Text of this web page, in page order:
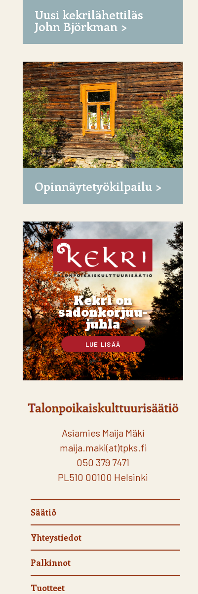
Uusi kekrilähettiläs
John Björkman
Opinnäytetyökilpailu
Kekri on
sadonkorjuu-
juhla
LUE LISÄÄ
Asiamies Maija Mäki
maija.maki(at)tpks.fi
050 379 7471
PL510 00100 Helsinki
Säätiö
Yhteystiedot
Palkinnot
Tuotteet